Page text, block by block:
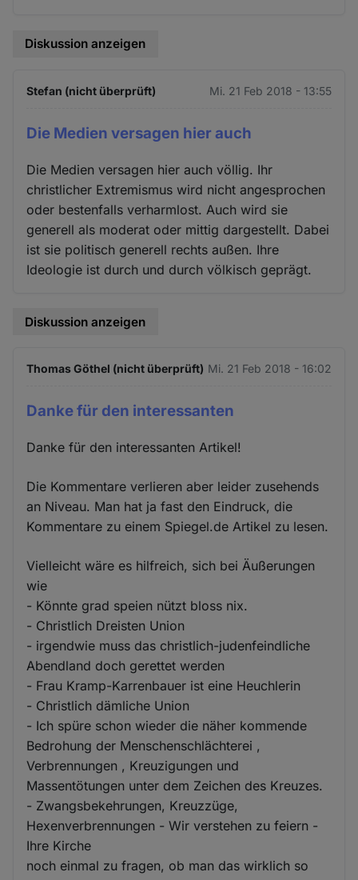
Diskussion anzeigen
Stefan (nicht überprüft) Mi. 21 Feb 2018 - 13:55
Die Medien versagen hier auch
Die Medien versagen hier auch völlig. Ihr
christlicher Extremismus wird nicht angesprochen
oder bestenfalls verharmlost. Auch wird sie
generell als moderat oder mittig dargestellt. Dabei
ist sie politisch generell rechts außen. Ihre
Ideologie ist durch und durch völkisch geprägt.
Diskussion anzeigen
Thomas Göthel (nicht überprüft) Mi. 21 Feb 2018 - 16:02
Danke für den interessanten
Danke für den interessanten Artikel!
Die Kommentare verlieren aber leider zusehends
an Niveau. Man hat ja fast den Eindruck, die
Kommentare zu einem Spiegel.de Artikel zu lesen.
Vielleicht wäre es hilfreich, sich bei Äußerungen
wie
- Könnte grad speien nützt bloss nix.
- Christlich Dreisten Union
- irgendwie muss das christlich-judenfeindliche
Abendland doch gerettet werden
- Frau Kramp-Karrenbauer ist eine Heuchlerin
- Christlich dämliche Union
- Ich spüre schon wieder die näher kommende
Bedrohung der Menschenschlächterei ,
Verbrennungen , Kreuzigungen und
Massentötungen unter dem Zeichen des Kreuzes.
- Zwangsbekehrungen, Kreuzzüge,
Hexenverbrennungen - Wir verstehen zu feiern -
Ihre Kirche
noch einmal zu fragen, ob man das wirklich so